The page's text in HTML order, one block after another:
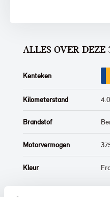
ALLES OVER DEZE
Kenteken
Kilometerstand
Brandstof
Motorvermogen
Kleur